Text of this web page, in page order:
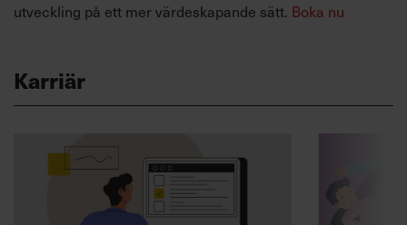
utveckling på ett mer värdeskapande sätt. Boka nu
Karriär